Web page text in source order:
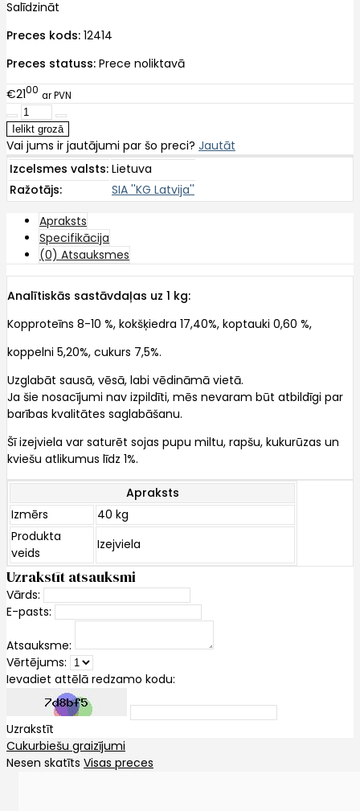
Salīdzināt
Preces kods: 12414
Preces statuss: Prece noliktavā
€2100 ar PVN
Vai jums ir jautājumi par šo preci? Jautāt
Izcelsmes valsts: Lietuva
Ražotājs:
SIA ''KG Latvija''
Apraksts
Specifikācija
(0) Atsauksmes
Analītiskās sastāvdaļas uz 1 kg:
Kopproteīns 8-10 %, kokšķiedra 17,40%, koptauki 0,60 %,
koppelni 5,20%, cukurs 7,5%.
Uzglabāt sausā, vēsā, labi vēdināmā vietā.
Ja šie nosacījumi nav izpildīti, mēs nevaram būt atbildīgi par
barības kvalitātes saglabāšanu.
Šī izejviela var saturēt sojas pupu miltu, rapšu, kukurūzas un
kviešu atlikumus līdz 1%.
Apraksts
Izmērs
40 kg
Produkta
veids
Izejviela
Uzrakstīt atsauksmi
Vārds:
E-pasts:
Atsauksme:
Vērtējums:
Ievadiet attēlā redzamo kodu:
Uzrakstīt
Cukurbiešu graizījumi
Nesen skatīts Visas preces